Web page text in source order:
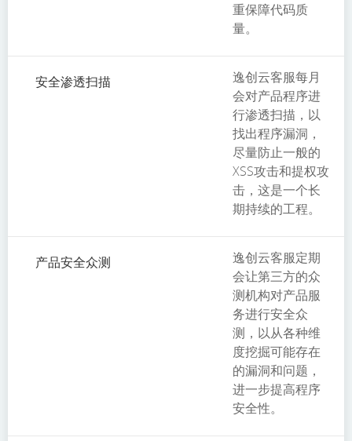
重保障代码质
量。
安全渗透扫描
逸创云客服每月
会对产品程序进
行渗透扫描，以
找出程序漏洞，
尽量防止一般的
XSS攻击和提权攻
击，这是一个长
期持续的工程。
产品安全众测
逸创云客服定期
会让第三方的众
测机构对产品服
务进行安全众
测，以从各种维
度挖掘可能存在
的漏洞和问题，
进一步提高程序
安全性。